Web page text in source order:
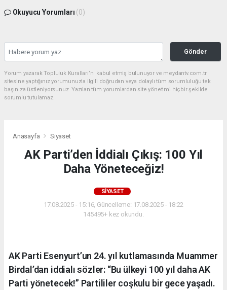
Okuyucu Yorumları (0)
Gönder
Yorum yazarak Topluluk Kuralları’nı kabul etmiş bulunuyor ve meydantv.com.tr
sitesine yaptığınız yorumunuzla ilgili doğrudan veya dolaylı tüm sorumluluğu tek
başınıza üstleniyorsunuz. Yazılan tüm yorumlardan site yönetimi hiçbir şekilde
sorumlu tutulamaz.
Anasayfa Siyaset
AK Parti’den İddialı Çıkış: 100 Yıl
Daha Yöneteceğiz!
SIYASET
17.08.2025 - 15:16, Güncelleme: 17.08.2025 - 18:22
145495+ kez okundu.
AK Parti Esenyurt’un 24. yıl kutlamasında Muammer
Birdal’dan iddialı sözler: “Bu ülkeyi 100 yıl daha AK
Parti yönetecek!” Partililer coşkulu bir gece yaşadı.